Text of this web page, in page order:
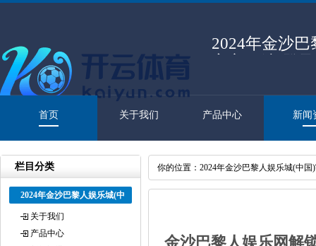
2024年金沙
首页 关于我们 产品中心 新闻
栏目分类
2024年金沙巴黎人娱乐城(中
国)官方网站-登录入口
关于我们
产品中心
你的位置： 2024年金沙巴黎人娱乐城(中
金沙巴黎人娱乐网解